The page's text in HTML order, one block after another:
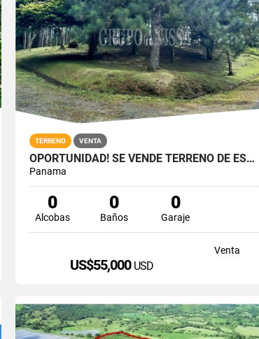
TERRENO VENTA
OPORTUNIDAD! SE VENDE TERRENO DE ESQUINA ZONA ALTA - ALTOS DEL MARIA
Panama
0
Alcobas
0
Baños
0
Garaje
Venta
US$55,000 USD